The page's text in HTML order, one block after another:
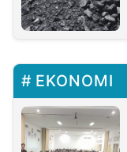
EKONOMI